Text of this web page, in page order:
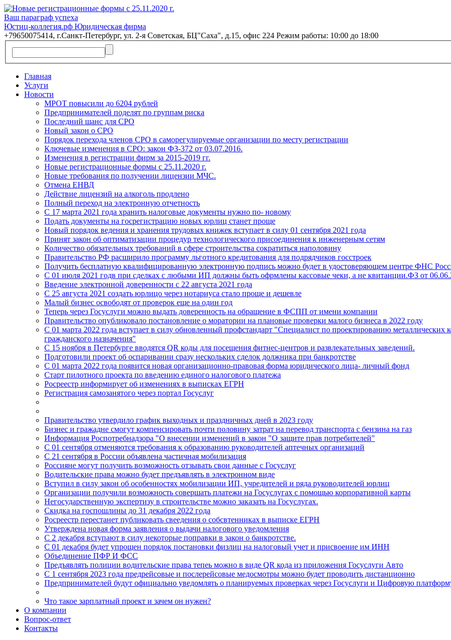
Ваш параграф успеха
Юстиц-коллегия.рф Юридическая фирма
+79650075414, г.Санкт-Петербург, ул. 2-я Советская, БЦ"Саха", д.15, офис 224 Режим работы: 10:00 до 18:00
Главная
Услуги
Новости
МРОТ повысили до 6204 рублей
Предпринимателей поделят по группам риска
Последний шанс для СРО
Новый закон о СРО
Порядок перехода членов СРО в саморегулируемые организации по месту регистрации
Ключевые изменения в СРО: закон ФЗ-372 от 03.07.2016.
Изменения в регистрации фирм за 2015-2019 гг.
Новые регистрационные формы с 25.11.2020 г.
Новые требования по получении лицензии МЧС.
Отмена ЕНВД
Действие лицензий на алкоголь продлено
Полный переход на электронную отчетность
С 17 марта 2021 года хранить налоговые документы нужно по- новому
Подать документы на госрегистрацию новых юрлиц станет проще
Новый порядок ведения и хранения трудовых книжек вступает в силу 01 сентября 2021 года
Принят закон об оптиматизации процедур технологического присоединения к инженерным сетям
Количество обязательных требований в сфере строительства сократиться наполовину
Правительство РФ расширило программу льготного кредитования для подрядчиков госстроек
Получить бесплатную квалифицированную электронную подпись можно будет в удостоверяющем центре ФНС
С 01 июля 2021 годв при сделках с любыми ИП должны быть офрмлены кассовые чеки, а не квитанции.ФЗ от
Введение электронной доверенности с 22 августа 2021 года
C 25 августа 2021 создать юрлицо через нотариуса стало проще и дешевле
Малый бизнес освободят от проверок еще на один год
Теперь через Госуслуги можно выдать доверенность на обращение в ФСПП от имени компании
Правительство опубликовало постановление о моратории на плановые проверки малого бизнеса в 2022 году
С 01 марта 2022 года вступает в силу обновленный профстандарт "Специалист по проектированию
гражданского назначения"
С 15 ноября в Петербурге вводятся QR коды для посещения фитнес-центров и развлекательных заведений.
Подготовили проект об оспаривании сразу нескольких сделок должника при банкротстве
С 01 марта 2022 года появится новая организационно-правовая форма юридического лица- личный фонд
Старт пилотного проекта по введению единого налогового платежа
Росреестр информирует об изменениях в выписках ЕГРН
Регистрация самозанятого через портал Госуслуг
Правительство утвердило график выходных и праздничных дней в 2023 году
Бизнес и гражадне смогут компенсировать почти половину затрат на перевод транспорта с бензина на газ
Информация Роспотребнадзора "О внесении изменений в закон "О защите прав потребителей"
С 01 сентября отменяются требования к образованию руководителей аптечных организаций
С 21 сентября в России объявлена частичная мобилизация
Россияне могут получить возможность отзывать свои данные с Госуслуг
Водительские права можно будет предъявлять в электронном виде
Вступил в силу закон об особенностях мобилизации ИП, учредителей и ряда руководителей юрлиц
Организации получили возможность совершать платежи на Госуслугах с помощью корпоративной карты
Негосударственную экспертизу в строительстве можно заказать на Госуслугах.
Скидка на госпошлины до 31 декабря 2022 года
Росреестр перестанет публиковать свеедения о собсвтенниках в выписке ЕГРН
Утверждена новая форма заявления о выдачи налогового уведомления
С 2 декабря вступают в силу некоторые поправки в закон о банкротстве.
C 01 декабря будет упрощен порядок постановки физлиц на налоговый учет и присвоение им ИНН
Объединение ПФР И ФСС
Предъявлять полиции водительские права тепеь можно в виде QR кода из приложения Госуслуги Авто
С 1 сентября 2023 года предрейсовые и послерейсовые медосмотры можно будет проводить дистанционно
Предпринимателей будут официально уведомлять о планируемых проверках через Госуслуги и Цифровую
Что такое зарплатный проект и зачем он нужен?
О компании
Вопрос-ответ
Контакты